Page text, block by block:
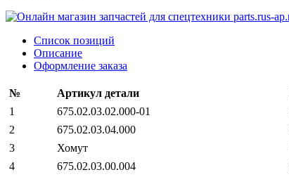
Список позиций
Описание
Оформление заказа
№ Артикул детали
1
675.02.03.02.000-01
2
675.02.03.04.000
3
Хомут
4
675.02.03.00.004